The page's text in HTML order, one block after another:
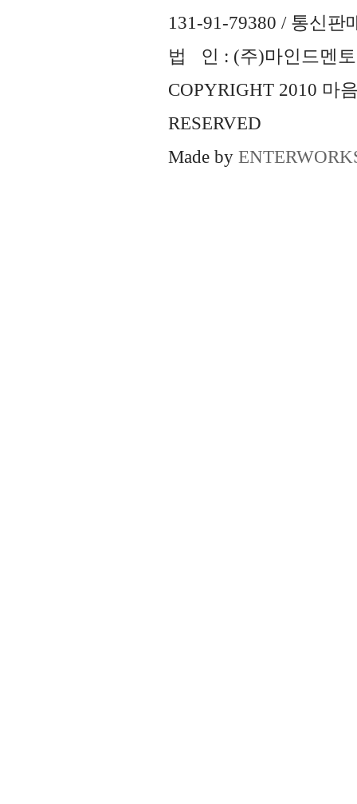
131-91-79380 / 통신판
법 인 : (주)마인드멘토
COPYRIGHT 2010 마
RESERVED
Made by